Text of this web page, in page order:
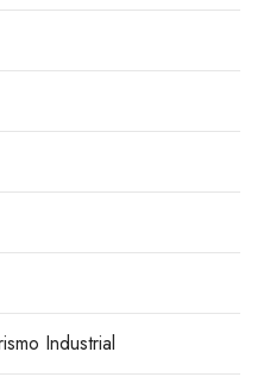
Industrial